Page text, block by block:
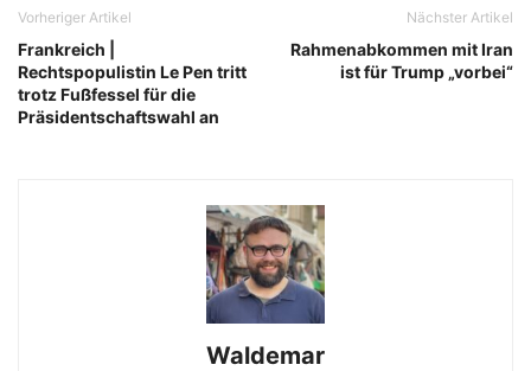
Vorheriger Artikel
Frankreich |
Rechtspopulistin Le Pen tritt
trotz Fußfessel für die
Präsidentschaftswahl an
Nächster Artikel
Rahmenabkommen mit Iran
ist für Trump „vorbei“
Waldemar